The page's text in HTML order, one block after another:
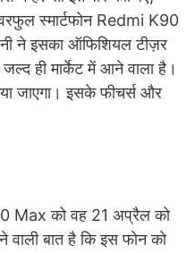
स्मार्टफोन Redmi K90
ने इसका ऑफिशियल टीज़र
जल्द ही मार्केट में आने वाला है।
जाएगा। इसके फीचर्स और
Max को वह 21 अप्रैल को
वाली बात है कि इस फोन को